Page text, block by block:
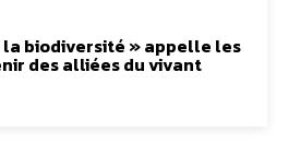
la biodiversité » appelle les
des alliées du vivant